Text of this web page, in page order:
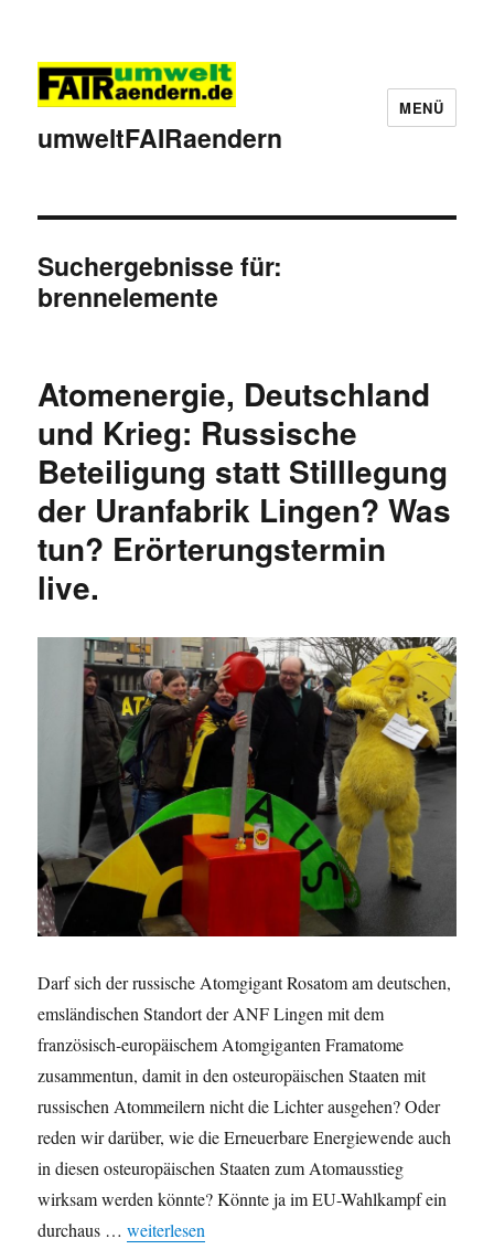
umweltFAIRaendern
MENÜ
Suchergebnisse für:
brennelemente
Atomenergie, Deutschland
und Krieg: Russische
Beteiligung statt Stilllegung
der Uranfabrik Lingen? Was
tun? Erörterungstermin
live.
Darf sich der russische Atomgigant Rosatom am deutschen,
emsländischen Standort der ANF Lingen mit dem
französisch-europäischem Atomgiganten Framatome
zusammentun, damit in den osteuropäischen Staaten mit
russischen Atommeilern nicht die Lichter ausgehen? Oder
reden wir darüber, wie die Erneuerbare Energiewende auch
in diesen osteuropäischen Staaten zum Atomausstieg
wirksam werden könnte? Könnte ja im EU-Wahlkampf ein
durchaus …„Atomenergie, Deutschland und Krieg: Russische
weiterlesen